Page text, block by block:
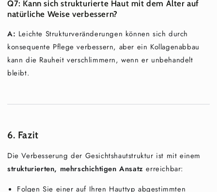
Q7: Kann sich strukturierte Haut mit dem Alter auf
natürliche Weise verbessern?
A: Leichte Strukturveränderungen können sich durch
konsequente Pflege verbessern, aber ein Kollagenabbau
kann die Rauheit verschlimmern, wenn er unbehandelt
bleibt.
6. Fazit
Die Verbesserung der Gesichtshautstruktur ist mit einem
strukturierten, mehrschichtigen Ansatz erreichbar:
Folgen Sie einer auf Ihren Hauttyp abgestimmten